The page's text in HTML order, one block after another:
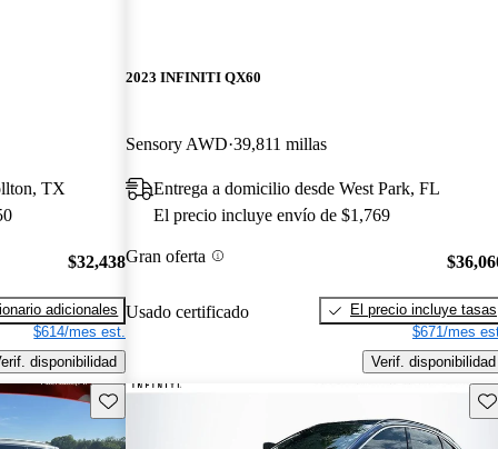
TX
$32,438
adicionales
$614/mes est.
disponibilidad
2023 INFINITI QX60
Sensory AWD 39,811 millas
Entrega a domicilio desde West Park, FL
El precio incluye envío de $1,769
Gran oferta
Usado certificado
El precio incluye tasas
$671/mes
Verif. disponibilidad
Guarda este Aviso